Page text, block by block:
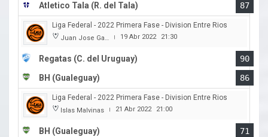
Atletico Tala (R. del Tala)
87
Liga Federal - 2022 Primera Fase - Division Entre Rios
Juan Jose Garro | 19 Abr 2022 21:30
Regatas (C. del Uruguay)
90
BH (Gualeguay)
86
Liga Federal - 2022 Primera Fase - Division Entre Rios
Islas Malvinas | 21 Abr 2022 21:00
BH (Gualeguay)
71